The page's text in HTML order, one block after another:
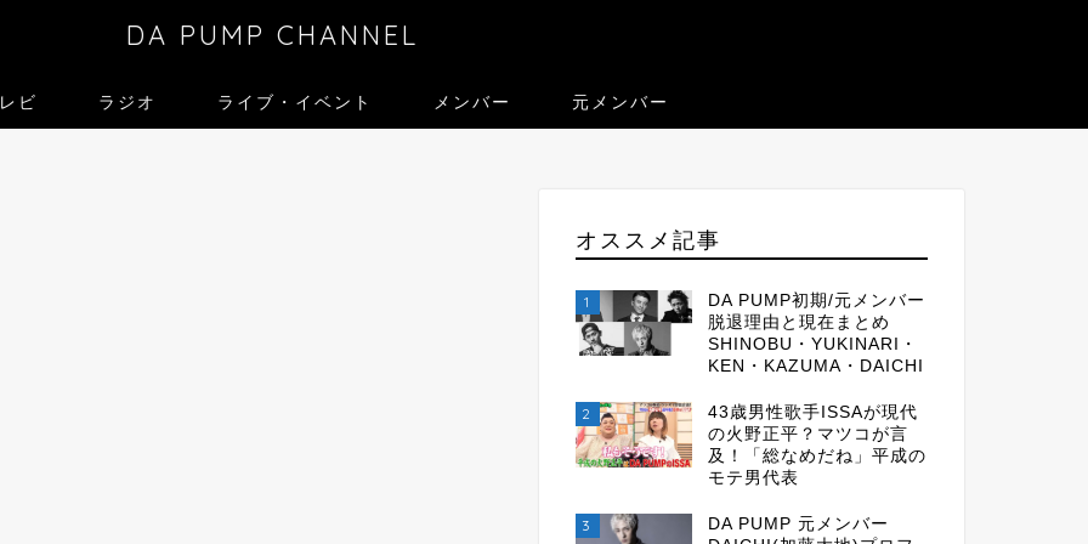
DA PUMP CHANNEL
ビ ラジオ ライブ・イベント メンバー 元メンバー
オススメ記事
1
DA PUMP初期/元メンバー
脱退理由と現在まとめ
SHINOBU・YUKINARI・
KEN・KAZUMA・DAICHI
2
43歳男性歌手ISSAが現代
の火野正平？マツコが言
及！「総なめだね」平成の
モテ男代表
3
DA PUMP 元メンバー